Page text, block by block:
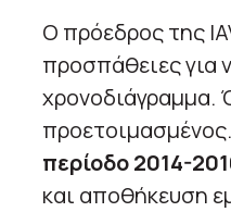
Ο πρόεδρος της
προσπάθειες για
χρονοδιάγραμμα.
περίοδο 2014-
και αποθήκευση